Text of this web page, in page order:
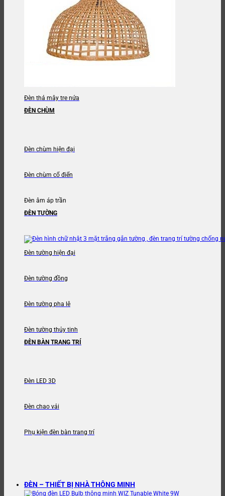
Đèn thả mây tre nứa
ĐÈN CHÙM
Đèn chùm hiện đại
Đèn chùm cổ điển
Đèn âm áp trần
ĐÈN TƯỜNG
Đèn tường hiện đại
Đèn tường đồng
Đèn tường pha lê
Đèn tường thủy tinh
ĐÈN BÀN TRANG TRÍ
Đèn LED 3D
Đèn chao vải
Phụ kiện đèn bàn trang trí
ĐÈN – THIẾT BỊ NHÀ THÔNG MINH